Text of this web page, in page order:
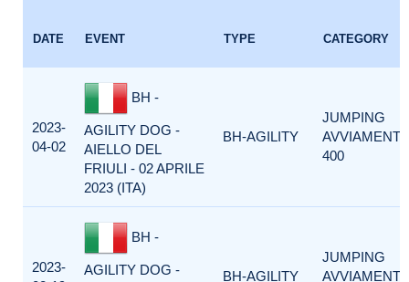
DATE EVENT TYPE CATEGORY
2023-
04-02
BH -
AGILITY DOG -
AIELLO DEL
FRIULI - 02 APRILE
2023 (ITA)
BH-AGILITY
JUMPING
400
2023-
BH -
AGILITY DOG -
BH-AGILITY
JUMPING